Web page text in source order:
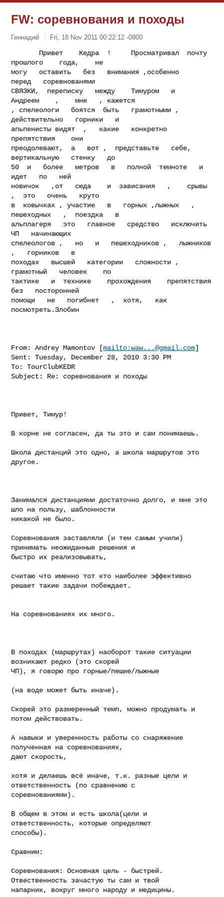
FW: соревнования и походы
Геннадий Fri, 18 Nov 2011 00:22:12 -0800
прошлого    года,    не
могу   оставить   без   внимания ,особенно
перед   соревнованями
СВЯЗКИ,  переписку   между    Тимуром   и
Андреем    ,    мне   , кажется
, спелеологи   боятся  быть   грамотными ,
действительно   горники   и
апьпенисты видят  ,   какие   конкретно
препятствия    они
преодолевают,  а   вот ,  представьте   себе,
вертикальную   стенку   до
50  и   более   метров   в   полной  темноте   и
идет   по   ней
новичок   ,от   сюда    и  зависания   ,    срывы
,  это   очень   круто
в  ковычках , участие   в   горных ,лыжных   ,
пешеходных   ,  поездка   в
альплагеря   это   главное   средство   исключить
ЧП   начинающих
спелеологов ,   но   и   пешеходников ,   лыжников
,   горников   в
походах   высшей   категории   сложности ,
грамотный   человек    по
тактике   и  технике    прохождения    препятствия
без   посторонней
помощи   не   погибнет   ,  хотя,   как
посмотреть.Злобин
From: Andrey Mamontov [mailto:waw...@gmail.com]
Sent: Tuesday, December 28, 2010 3:30 PM
To: TourClubKEDR
Subject: Re: соревнования и походы
Привет, Тимур!
В корне не согласен, да ты это и сам понимаешь.
Школа дистанций это одно, а школа маршрутов это
другое.
Занимался дистанциями достаточно долго, и мне это
шло на пользу, шаблонности
никакой не было.
Соревнования заставляли (и тем самым учили)
принимать неожиданные решения и
быстро их реализовывать,
считаю что именно тот кто наиболее эффективно
решает такие задачи побеждает.
На соревнованиях их много.
В походах (маршрутах) наоборот такие ситуации
возникают редко (это скорей
ЧП), я говорю про горные/пешие/лыжные
(на воде может быть иначе).
Скорей это размеренный темп, можно продумать и
потом действовать.
А навыки и уверенность работы со снаряжение
полученная на соревнованиях,
дают скорость,
хотя и делаешь всё иначе, т.к. разные цели и
ответственность (по сравнению с
соревнованиями).
В общем в этом и есть школа(цели и
ответственность, которые определяют
способы).
Сравним:
Соревнования: Основная цель - быстрей.
Отвественность зачастую ты сам и твой
напарник, вокруг много народу и медицины.